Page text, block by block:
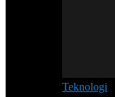
Teknologi